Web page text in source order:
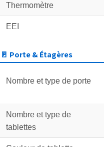
Thermomètre
EEI
🚪 Porte & Étagères
Nombre et type de porte
Nombre et type de
tablettes